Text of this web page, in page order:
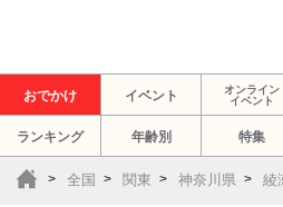
おでかけ イベント
オンライン
イベント
ランキング 年齢別 特集
全国 関東 神奈川県 綾